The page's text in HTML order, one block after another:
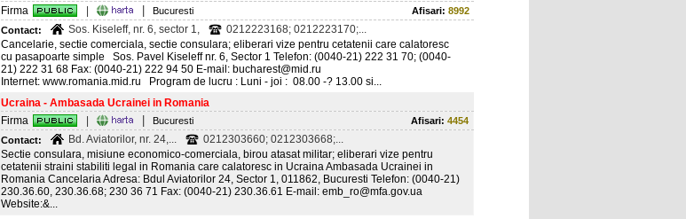
Firma
Bucuresti Afisari: 8992
Contact:
Sos. Kiseleff, nr. 6, sector 1,
0212223168; 0212223170;...
Cancelarie, sectie comerciala, sectie consulara; eliberari vize pentru cetatenii care calatoresc
cu pasapoarte simple Sos. Pavel Kiseleff nr. 6, Sector 1 Telefon: (0040-21) 222 31 70; (0040-
21) 222 31 68 Fax: (0040-21) 222 94 50 E-mail: bucharest@mid.ru
Internet: www.romania.mid.ru Program de lucru : Luni - joi : 08.00 -? 13.00 si...
Ucraina - Ambasada Ucrainei in Romania
Firma
Bucuresti Afisari: 4454
Contact:
Bd. Aviatorilor, nr. 24,...
0212303660; 0212303668;...
Sectie consulara, misiune economico-comerciala, birou atasat militar; eliberari vize pentru
cetatenii straini stabiliti legal in Romania care calatoresc in Ucraina Ambasada Ucrainei in
Romania Cancelaria Adresa: Bdul Aviatorilor 24, Sector 1, 011862, Bucuresti Telefon: (0040-21)
230.36.60, 230.36.68; 230 36 71 Fax: (0040-21) 230.36.61 E-mail: emb_ro@mfa.gov.ua
Website:&...